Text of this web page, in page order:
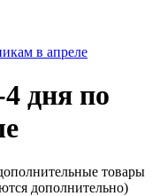
в апреле
дня по
товары
дополнительно)